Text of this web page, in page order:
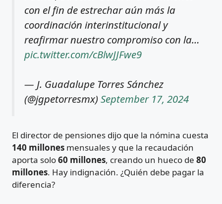
con el fin de estrechar aún más la
coordinación interinstitucional y
reafirmar nuestro compromiso con la…
pic.twitter.com/cBlwJJFwe9
— J. Guadalupe Torres Sánchez
(@jgpetorresmx) September 17, 2024
El director de pensiones dijo que la nómina cuesta
140 millones mensuales y que la recaudación
aporta solo60 millones, creando un hueco de 80
millones. Hay indignación. ¿Quién debe pagar la
diferencia?